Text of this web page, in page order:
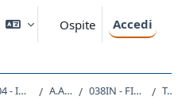
Ospite Accedi
IN04 - INGEGNERIA NAVALE A.A. 2021 - 2022 038IN - FISICA GENERALE II 2021 Topic 28